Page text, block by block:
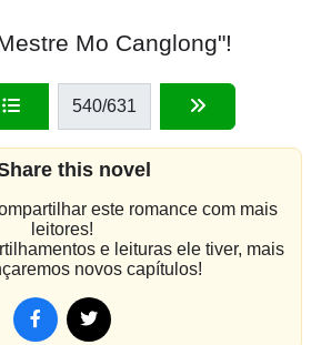
Mo Canglong"!
540/631
this novel
este romance com mais
leitores!
e leituras ele tiver, mais
novos capítulos!